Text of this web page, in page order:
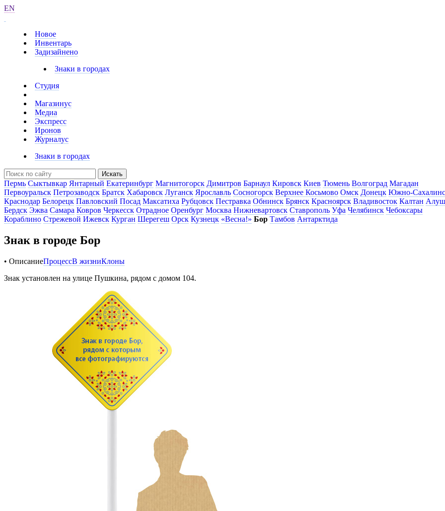
EN
Новое
Инвентарь
Задизайнено
Знаки в городах
Студия
Магазинус
Медиа
Экспресс
Иронов
Журналус
Знаки в городах
Искать
Пермь Сыктывкар Янтарный Екатеринбург Магнитогорск Димитров Барнаул Кировск Киев Тюмень Волгоград Магадан
Первоуральск Петрозаводск Братск Хабаровск Луганск Ярославль Сосногорск Верхнее Косьмово Омск Донецк Южно-
Краснодар Белорецк Павловский Посад Максатиха Рубцовск Пестравка Обнинск Брянск Красноярск Владивосток Калтан
Бердск Эжва Самара Ковров Черкесск Отрадное Оренбург Москва Нижневартовск Ставрополь Уфа Челябинск Чебоксары
Кораблино Стрежевой Ижевск Курган Шерегеш Орск Кузнецк «Весна!» Бор Тамбов Антарктида
Знак в городе Бор
• ОписаниеПроцессВ жизниКлоны
Знак установлен на улице Пушкина, рядом с домом 104.